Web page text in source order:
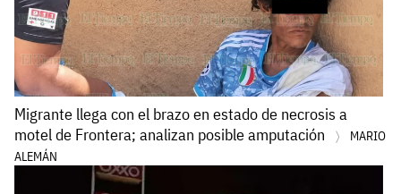
Migrante llega con el brazo en estado de necrosis a
motel de Frontera; analizan posible amputación
MARIO
ALEMÁN